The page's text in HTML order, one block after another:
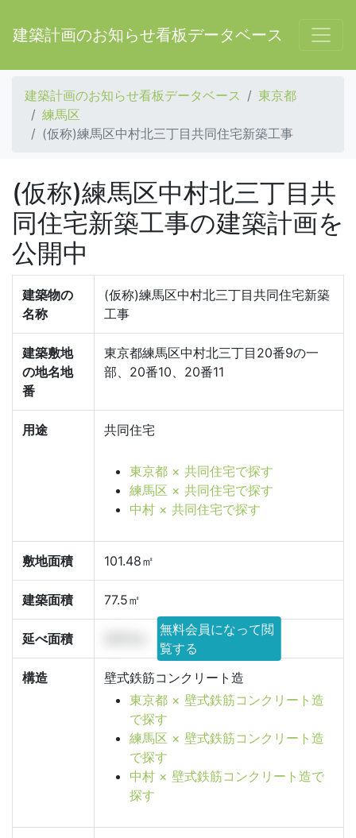
建築計画のお知らせ看板データベース
建築計画のお知らせ看板データベース
東京都
練馬区
(仮称)練馬区中村北三丁目共同住宅新築工事
(仮称)練馬区中村北三丁目共
同住宅新築工事の建築計画を
公開中
建築物の
名称
(仮称)練馬区中村北三丁目共同住宅新築
工事
建築敷地
の地名地
番
東京都練馬区中村北三丁目20番9の一
部、20番10、20番11
用途 共同住宅
東京都 × 共同住宅で探す
練馬区 × 共同住宅で探す
中村 × 共同住宅で探す
敷地面積 101.48㎡
建築面積 77.5㎡
延べ面積
無料会員になって閲
覧する
構造
壁式鉄筋コンクリート造
東京都 × 壁式鉄筋コンクリート造
で探す
練馬区 × 壁式鉄筋コンクリート造
で探す
中村 × 壁式鉄筋コンクリート造で
探す